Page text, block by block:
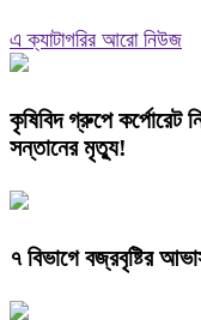
এ ক্যাটাগরির আরো নিউজ
কৃষিবিদ গ্রুপে কর্পোরেট
সন্তানের মৃত্যু!
৭ বিভাগে বজ্রবৃষ্টির